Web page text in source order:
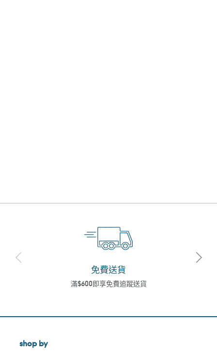
免費送貨
滿$600即享免費追蹤送貨
shop by